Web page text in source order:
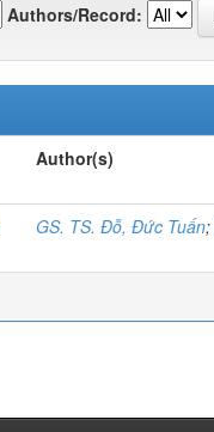
Authors/Record:
Author(s)
GS. TS. Đỗ, Đức Tuấn;